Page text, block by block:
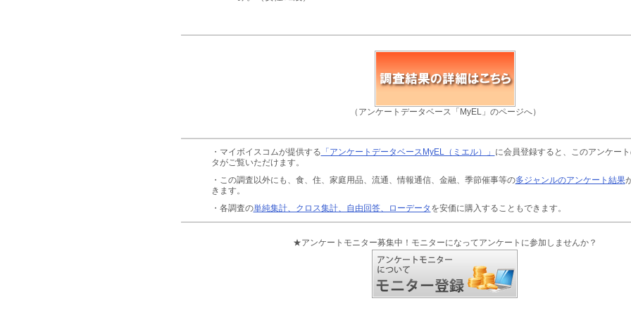
（アンケートデータベース「MyEL」のページへ）
・マイボイスコムが提供する 「アンケートデータベースMyEL（ミエル）」 に会員登録すると、このアンケー
タがご覧いただけます。
・この調査以外にも、食、住、家庭用品、流通、情報通信、金融、季節催事等の多ジャンルのアンケート結果
きます。
・各調査の単純集計、クロス集計、自由回答、ローデータ を安価に購入することもできます。
★アンケートモニター募集中！モニターになってアンケートに参加しませんか？